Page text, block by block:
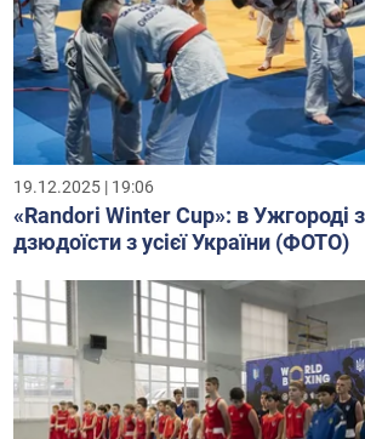
19.12.2025 | 19:06
«Randori Winter Cup»: в Ужгороді
дзюдоїсти з усієї України (ФОТО)